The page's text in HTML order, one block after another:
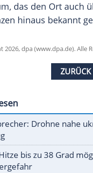
das den Ort auch
hinaus bekannt
2026, dpa (www.dpa.de). Alle
ZURÜCK
Drohne nahe
bis zu 38 Grad